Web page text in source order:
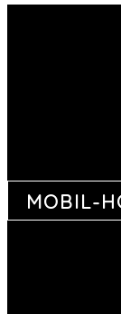
MOBIL-